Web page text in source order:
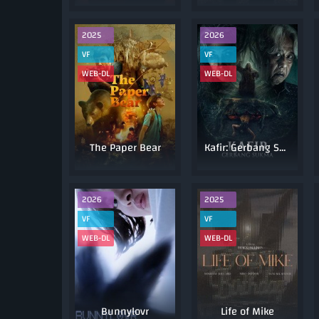
The Paper Bear
2025
VF
WEB-DL
Kafir: Gerbang Sukma
2026
VF
WEB-DL
Bunnylovr
2026
VF
WEB-DL
Life of Mike
2025
VF
WEB-DL